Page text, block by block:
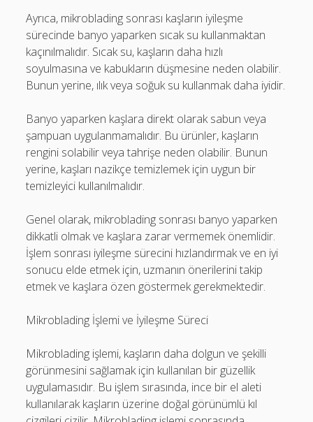
Ayrıca, mikroblading sonrası kaşların iyileşme
sürecinde banyo yaparken sıcak su kullanmaktan
kaçınılmalıdır. Sıcak su, kaşların daha hızlı
soyulmasına ve kabukların düşmesine neden olabilir.
Bunun yerine, ılık veya soğuk su kullanmak daha iyidir.
Banyo yaparken kaşlara direkt olarak sabun veya
şampuan uygulanmamalıdır. Bu ürünler, kaşların
rengini solabilir veya tahrişe neden olabilir. Bunun
yerine, kaşları nazikçe temizlemek için uygun bir
temizleyici kullanılmalıdır.
Genel olarak, mikroblading sonrası banyo yaparken
dikkatli olmak ve kaşlara zarar vermemek önemlidir.
İşlem sonrası iyileşme sürecini hızlandırmak ve en iyi
sonucu elde etmek için, uzmanın önerilerini takip
etmek ve kaşlara özen göstermek gerekmektedir.
Mikroblading İşlemi ve İyileşme Süreci
Mikroblading işlemi, kaşların daha dolgun ve şekilli
görünmesini sağlamak için kullanılan bir güzellik
uygulamasıdır. Bu işlem sırasında, ince bir el aleti
kullanılarak kaşların üzerine doğal görünümlü kıl